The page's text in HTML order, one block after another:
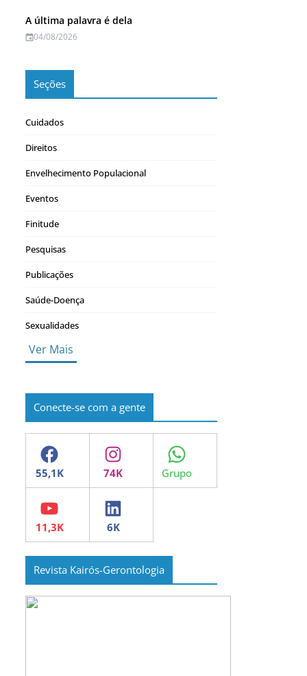
A última palavra é dela
04/08/2026
Seções
Cuidados
Direitos
Envelhecimento Populacional
Eventos
Finitude
Pesquisas
Publicações
Saúde-Doença
Sexualidades
Ver Mais
Conecte-se com a gente
Facebook Instagram WhatsApp
YouTube LinkedIn
Revista Kairós-Gerontologia